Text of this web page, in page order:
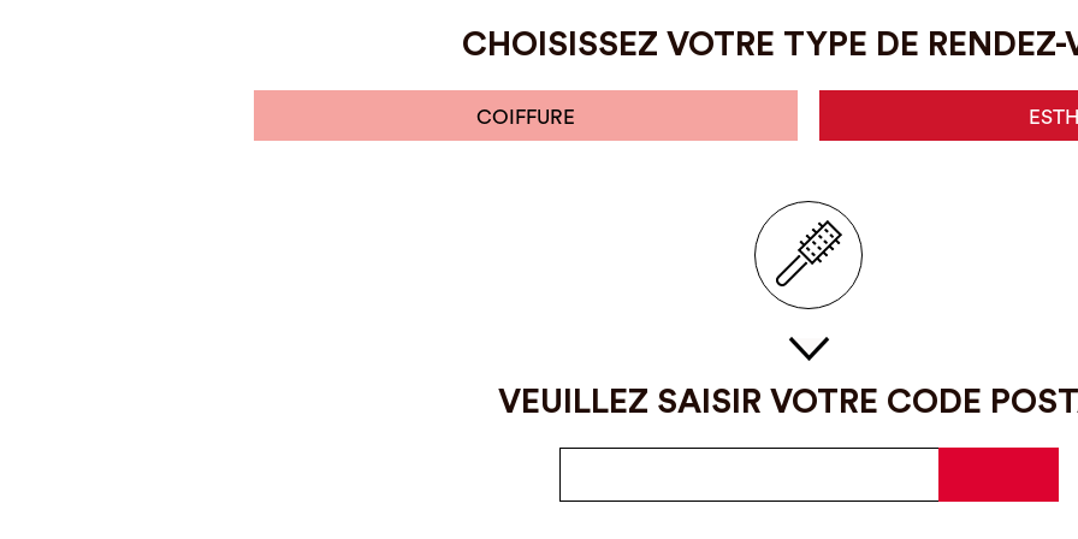
CHOISISSEZ VOTRE TYPE DE RENDEZ-
COIFFURE
VEUILLEZ SAISIR VOTRE CODE